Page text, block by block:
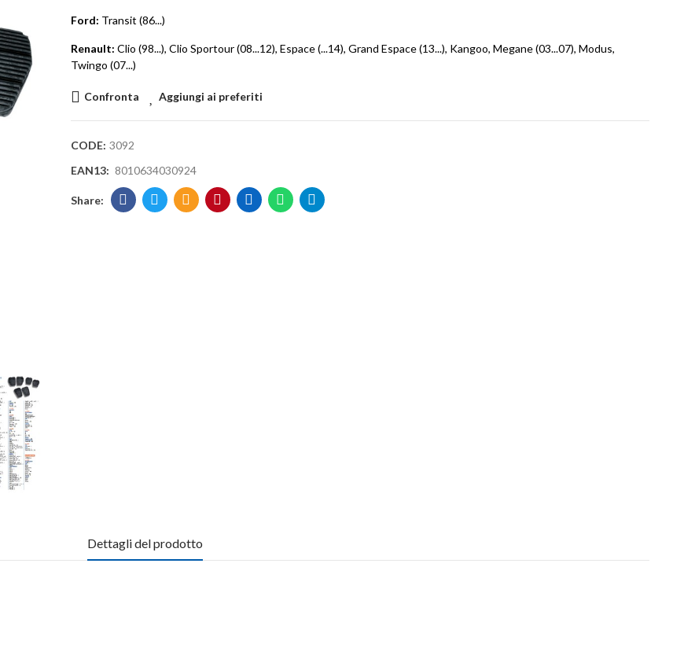
Ford: Transit (86...)
Renault: Clio (98...), Clio Sportour (08...12), Espace (...14), Grand Espace (13...), Kangoo, Megane (03...07), Modus,
Twingo (07...)
Confronta Aggiungi ai preferiti
CODE: 3092
EAN13: 8010634030924
Dettagli del prodotto